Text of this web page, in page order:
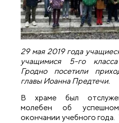
29 мая 2019 года
учащимися 5-го
Гродно посетили
главы Иоанна Предтечи.
В храме был отслужен
молебен об
окончании учебного